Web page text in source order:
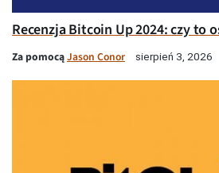
Recenzja Bitcoin Up 2024: czy to
Za pomocąJason Conor sierpień 3, 2026